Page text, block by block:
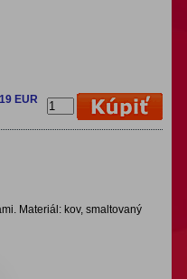
EUR
Materiál: kov, smaltovaný